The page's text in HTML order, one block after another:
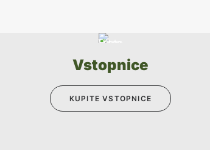
Vstopnice
KUPITE VSTOPNICE